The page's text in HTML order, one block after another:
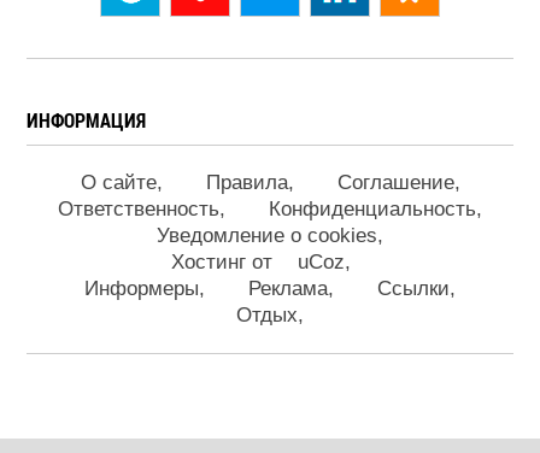
ИНФОРМАЦИЯ
О сайте Правила
Соглашение
Ответственность
Конфиденциальность
Уведомление о cookies
Хостинг от
uCoz
Информеры
Реклама
Ссылки
Отдых